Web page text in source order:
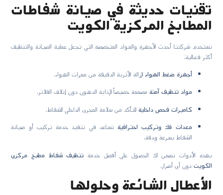
تقنيات حديثة في صيانة شفاطات
المطابخ المركزية الكويت
تستخدم شركتنا أحدث الأجهزة والمواد المتخصصة التي تجعل عملية الصيانة والتنظيف
أكثر فعالية:
أجهزة ضغط الهواءلإزالة الأتربة الدقيقة من ممرات الهواء.
مواد تنظيف آمنةمصممة خصيصاً لإذابة الدهون دون إتلاف الفلاتر.
كاميرات فحص داخليةللتأكد من سلامة المجرى الداخلي للشفاط.
معدات فك وتركيب احترافيةتساعد في تنفيذ خدمة تركيب أو صيانة
الشفاط بسرعة ودقة.
بهذه الأدوات نضمن لك الحصول على أفضل خدمةتنظيف شفاط مطبخ مركزي
الكويتدون أي أضرار.
الأعطال الشائعة وحلولها